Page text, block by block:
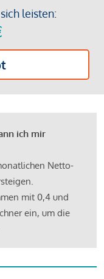
leisten:
ich mir
Netto-
mit 0,4 und
ein, um die